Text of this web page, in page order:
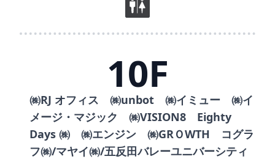
10F
㈱RJ オフィス ㈱unbot ㈱イミュー ㈱イ
メージ・マジック ㈱VISION8 Eighty
Days ㈱ ㈱エンジン ㈱GRＯWTH コグラ
フ㈱/マヤイ㈱/五反田バレーユニバーシティ